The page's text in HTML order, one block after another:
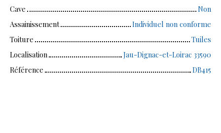
Cave
Non
Assainissement
Individuel non conforme
Toiture
Tuiles
Localisation
Jau-Dignac-et-Loirac 33590
Référence
DB415